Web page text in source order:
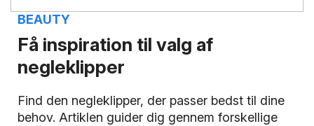
Få inspiration til valg af
negleklipper
BEAUTY
Find den negleklipper, der passer bedst til dine
behov. Artiklen guider dig gennem forskellige